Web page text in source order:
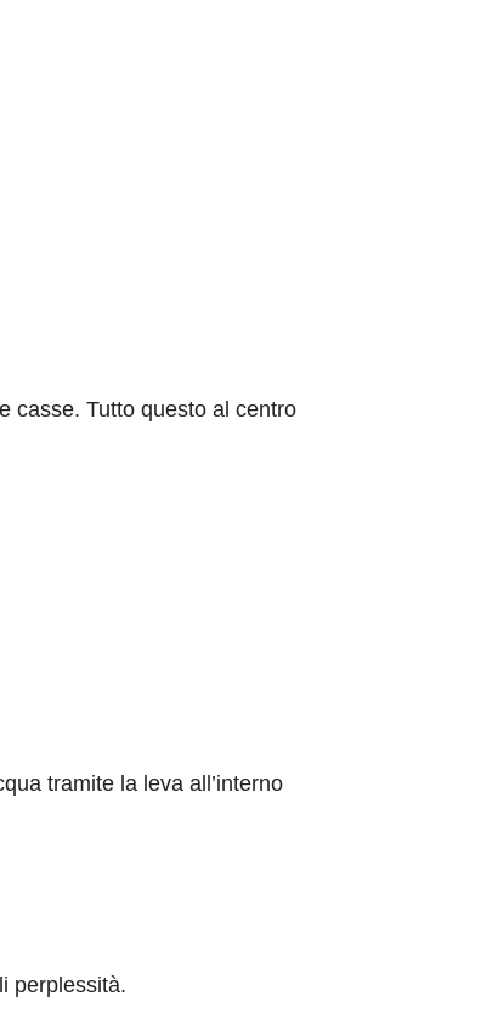
casse. Tutto questo al centro
tramite la leva all’interno
perplessità.